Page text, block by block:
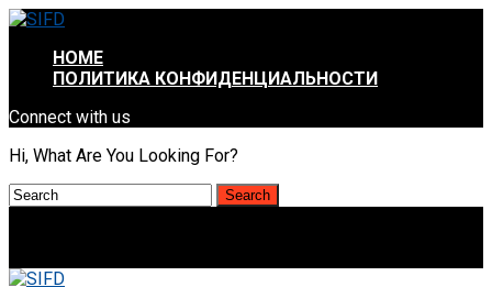
HOME
ПОЛИТИКА КОНФИДЕНЦИАЛЬНОСТИ
Connect with us
Hi, What Are You Looking For?